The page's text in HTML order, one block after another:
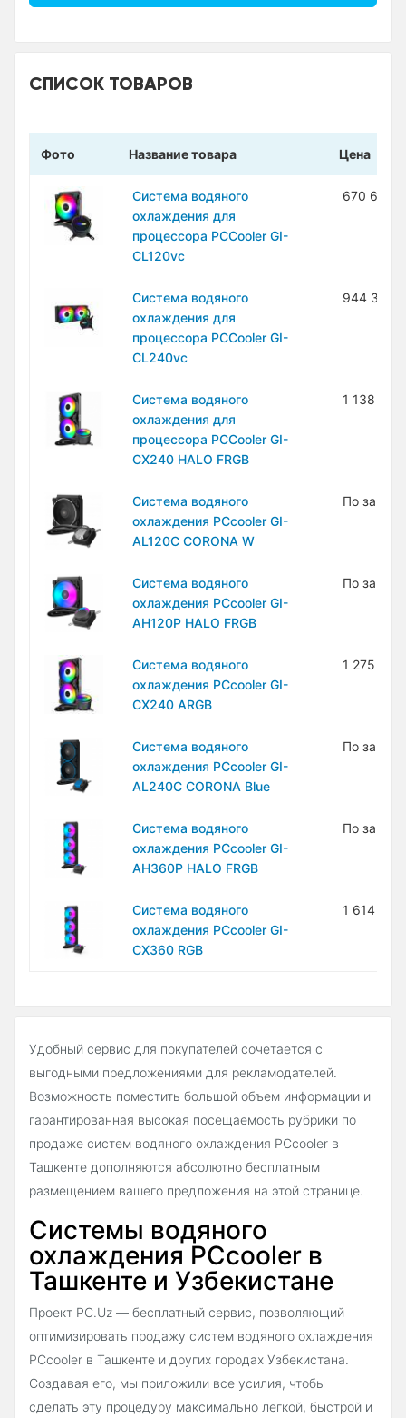
СПИСОК ТОВАРОВ
Фото Название товара Цена
Система водяного
охлаждения для
процессора PCCooler GI-
CL120vc
670 600
Система водяного
охлаждения для
процессора PCCooler GI-
CL240vc
944 300
Система водяного
охлаждения для
процессора PCCooler GI-
CX240 HALO FRGB
1 138
Система водяного
охлаждения PCcooler GI-
AL120C CORONA W
По
Система водяного
охлаждения PCcooler GI-
AH120P HALO FRGB
По
Система водяного
охлаждения PCcooler GI-
CX240 ARGB
1 275
Система водяного
охлаждения PCcooler GI-
AL240C CORONA Blue
По
Система водяного
охлаждения PCcooler GI-
AH360P HALO FRGB
По
Система водяного
охлаждения PCcooler GI-
CX360 RGB
1 614
Удобный сервис для покупателей сочетается с
выгодными предложениями для рекламодателей.
Возможность поместить большой объем информации и
гарантированная высокая посещаемость рубрики по
продаже систем водяного охлаждения PCcooler в
Ташкенте дополняются абсолютно бесплатным
размещением вашего предложения на этой странице.
Системы водяного
охлаждения PCcooler в
Ташкенте и Узбекистане
Проект PC.Uz — бесплатный сервис, позволяющий
оптимизировать продажу систем водяного охлаждения
PCcooler в Ташкенте и других городах Узбекистана.
Создавая его, мы приложили все усилия, чтобы
сделать эту процедуру максимально легкой, быстрой и